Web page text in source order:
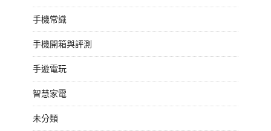
手機常識
手機開箱與評測
手遊電玩
智慧家電
未分類